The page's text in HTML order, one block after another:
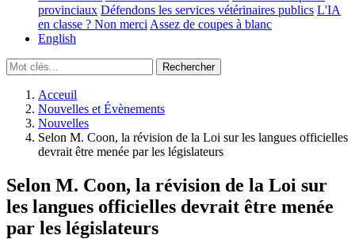
provinciaux Défendons les services vétérinaires publics L'IA
en classe ? Non merci Assez de coupes à blanc
English
Acceuil
Nouvelles et Évènements
Nouvelles
Selon M. Coon, la révision de la Loi sur les langues officielles
devrait être menée par les législateurs
Selon M. Coon, la révision de la Loi sur
les langues officielles devrait être menée
par les législateurs